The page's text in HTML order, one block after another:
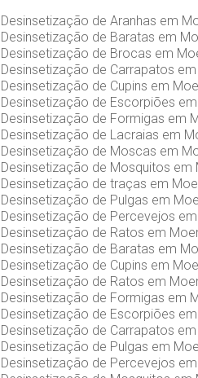
Desinsetização de Aranhas em
Desinsetização de Baratas em
Desinsetização de Brocas em
Desinsetização de Carrapatos
Desinsetização de Cupins em
Desinsetização de Escorpiões
Desinsetização de Formigas em
Desinsetização de Lacraias em
Desinsetização de Moscas em
Desinsetização de Mosquitos em
Desinsetização de traças em
Desinsetização de Pulgas em
Desinsetização de Percevejos
Desinsetização de Ratos em
Desinsetização de Baratas em
Desinsetização de Cupins em
Desinsetização de Ratos em
Desinsetização de Formigas em
Desinsetização de Escorpiões
Desinsetização de Carrapatos
Desinsetização de Pulgas em
Desinsetização de Percevejos